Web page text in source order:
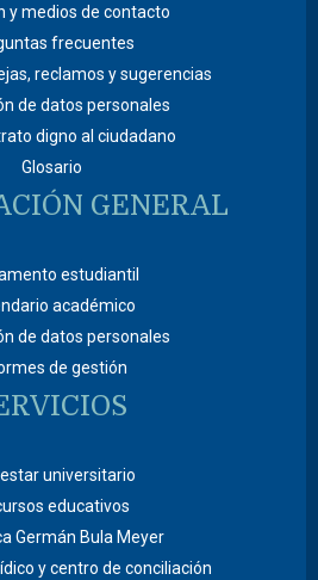
y medios de contacto
frecuentes
reclamos y sugerencias
de datos personales
digno al ciudadano
Glosario
GENERAL
estudiantil
académico
de datos personales
de gestión
universitario
educativos
Germán Bula Meyer
y centro de conciliación